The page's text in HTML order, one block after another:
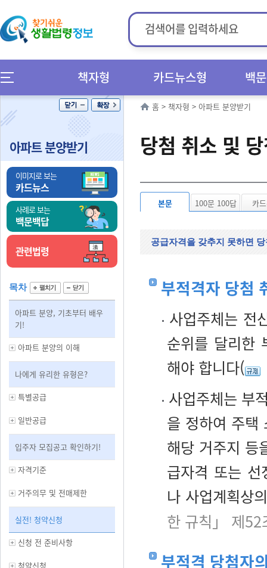
책자형 카드뉴스형 백
아파트 분양받기
이미지로 보는
카드뉴스
사례로 보는
백문백답
관련법령
목차
아파트 분양, 기초부터 배우
기!
아파트 분양의 이해
나에게 유리한 유형은?
특별공급
일반공급
입주자 모집공고 확인하기!
자격기준
거주의무 및 전매제한
실전! 청약신청
신청 전 준비사항
청약신청
홈 > 책자형 > 아파트 분양받기
당첨 취소 및
본문 100문 100답 카
공급자격을 갖추지 못하면
부적격자 당첨
사업주체는 전
순위를 달리한
해야 합니다(
사업주체는 부
을 정하여 주택
해당 거주지 등
급자격 또는 선
나 사업계획상
한 규칙」 제52
부적격 당첨자